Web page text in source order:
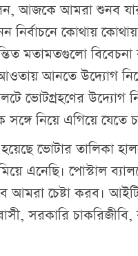
আজকে আমরা শুনব
নির্বাচনে‌ কোথায়
মতামতগুলো
আনতে উদ্যোগ
ভোটগ্রহণের উদ্যোগ
নিয়ে এগিয়ে যেতে
ভোটার তালিকা
এনেছি। পোস্টাল
চেষ্টা করব।
সরকারি